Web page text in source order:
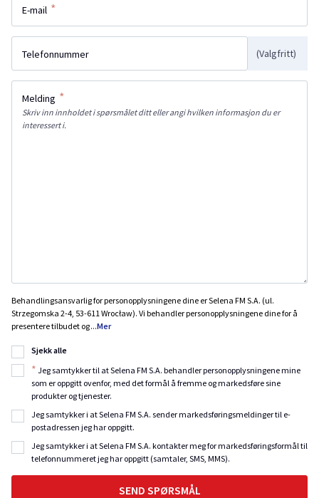
E-mail *
Telefonnummer (Valgfritt)
Melding *
Skriv inn innholdet i spørsmålet ditt eller angi hvilken informasjon du er
interessert i.
Behandlingsansvarlig for personopplysningene dine er Selena FM S.A. (ul.
Strzegomska 2-4, 53-611 Wrocław). Vi behandler personopplysningene dine for å
presentere tilbudet og...Mer
Sjekk alle
* Jeg samtykker til at Selena FM S.A. behandler personopplysningene mine
som er oppgitt ovenfor, med det formål å fremme og markedsføre sine
produkter og tjenester.
Jeg samtykker i at Selena FM S.A. sender markedsføringsmeldinger til e-
postadressen jeg har oppgitt.
Jeg samtykker i at Selena FM S.A. kontakter meg for markedsføringsformål til
telefonnummeret jeg har oppgitt (samtaler, SMS, MMS).